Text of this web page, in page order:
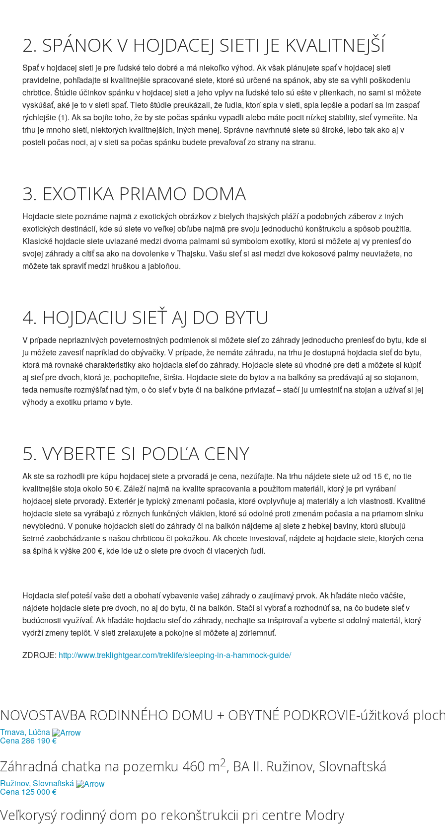
2. SPÁNOK V HOJDACEJ SIETI JE KVALITNEJŠÍ
Spať v hojdacej sieti je pre ľudské telo dobré a má niekoľko výhod. Ak však plánujete spať v hojdacej sieti
pravidelne, pohľadajte si kvalitnejšie spracované siete, ktoré sú určené na spánok, aby ste sa vyhli poškodeniu
chrbtice. Štúdie účinkov spánku v hojdacej sieti a jeho vplyv na ľudské telo sú ešte v plienkach, no sami si môžete
vyskúšať, aké je to v sieti spať. Tieto štúdie preukázali, že ľudia, ktorí spia v sieti, spia lepšie a podarí sa im zaspať
rýchlejšie (1). Ak sa bojíte toho, že by ste počas spánku vypadli alebo máte pocit nízkej stability, sieť vymeňte. Na
trhu je mnoho sietí, niektorých kvalitnejších, iných menej. Správne navrhnuté siete sú široké, lebo tak ako aj v
posteli počas noci, aj v sieti sa počas spánku budete prevaľovať zo strany na stranu.
3. EXOTIKA PRIAMO DOMA
Hojdacie siete poznáme najmä z exotických obrázkov z bielych thajských pláží a podobných záberov z iných
exotických destinácií, kde sú siete vo veľkej obľube najmä pre svoju jednoduchú konštrukciu a spôsob použitia.
Klasické hojdacie siete uviazané medzi dvoma palmami sú symbolom exotiky, ktorú si môžete aj vy preniesť do
svojej záhrady a cítiť sa ako na dovolenke v Thajsku. Vašu sieť si asi medzi dve kokosové palmy neuviažete, no
môžete tak spraviť medzi hruškou a jabloňou.
4. HOJDACIU SIEŤ AJ DO BYTU
V prípade nepriaznivých poveternostných podmienok si môžete sieť zo záhrady jednoducho preniesť do bytu, kde si
ju môžete zavesiť napríklad do obývačky. V prípade, že nemáte záhradu, na trhu je dostupná hojdacia sieť do bytu,
ktorá má rovnaké charakteristiky ako hojdacia sieť do záhrady. Hojdacie siete sú vhodné pre deti a môžete si kúpiť
aj sieť pre dvoch, ktorá je, pochopiteľne, širšia. Hojdacie siete do bytov a na balkóny sa predávajú aj so stojanom,
teda nemusíte rozmýšľať nad tým, o čo sieť v byte či na balkóne priviazať – stačí ju umiestniť na stojan a užívať si jej
výhody a exotiku priamo v byte.
5. VYBERTE SI PODĽA CENY
Ak ste sa rozhodli pre kúpu hojdacej siete a prvoradá je cena, nezúfajte. Na trhu nájdete siete už od 15 €, no tie
kvalitnejšie stoja okolo 50 €. Záleží najmä na kvalite spracovania a použitom materiáli, ktorý je pri vyrábaní
hojdacej siete prvoradý. Exteriér je typický zmenami počasia, ktoré ovplyvňuje aj materiály a ich vlastnosti. Kvalitné
hojdacie siete sa vyrábajú z rôznych funkčných vlákien, ktoré sú odolné proti zmenám počasia a na priamom slnku
nevyblednú. V ponuke hojdacích sietí do záhrady či na balkón nájdeme aj siete z hebkej bavlny, ktorú sľubujú
šetrné zaobchádzanie s našou chrbticou či pokožkou. Ak chcete investovať, nájdete aj hojdacie siete, ktorých cena
sa šplhá k výške 200 €, kde ide už o siete pre dvoch či viacerých ľudí.
Hojdacia sieť poteší vaše deti a obohatí vybavenie vašej záhrady o zaujímavý prvok. Ak hľadáte niečo väčšie,
nájdete hojdacie siete pre dvoch, no aj do bytu, či na balkón. Stačí si vybrať a rozhodnúť sa, na čo budete sieť v
budúcnosti využívať. Ak hľadáte hojdaciu sieť do záhrady, nechajte sa inšpirovať a vyberte si odolný materiál, ktorý
vydrží zmeny teplôt. V sieti zrelaxujete a pokojne si môžete aj zdriemnuť.
ZDROJE: http://www.treklightgear.com/treklife/sleeping-in-a-hammock-guide/
NOVOSTAVBA RODINNÉHO DOMU + OBYTNÉ PODKROVIE-úžitková
Trnava, Lúčna
Cena286 190 €
Záhradná chatka na pozemku 460 m2, BA II. Ružinov, Slovnaftská
Ružinov, Slovnaftská
Cena 125 000 €
Veľkorysý rodinný dom po rekonštrukcii pri centre Modry